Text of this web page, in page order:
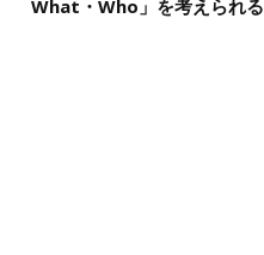
What・Who」を考えられ